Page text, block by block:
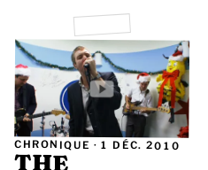
CHRONIQUE ·1 DÉC. 2010
THE